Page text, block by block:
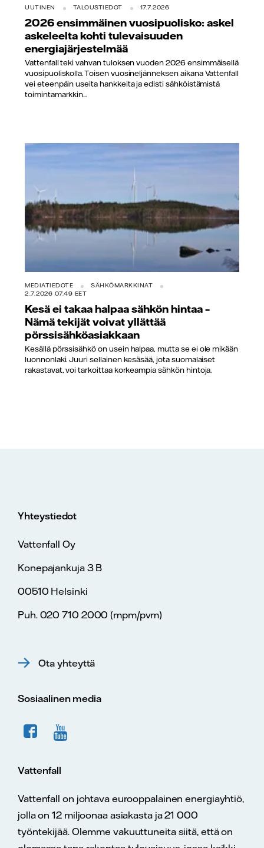
UUTINEN TALOUSTIEDOT 17.7.2026
2026 ensimmäinen vuosipuolisko: askel
askeleelta kohti tulevaisuuden
energiajärjestelmää
Vattenfall teki vahvan tuloksen vuoden 2026 ensimmäisellä
vuosipuoliskolla. Toisen vuosineljänneksen aikana Vattenfall
vei eteenpäin useita hankkeita ja edisti sähköistämistä
toimintamarkkin...
MEDIATIEDOTE
SÄHKÖMARKKINAT
2.7.2026 07.49 EET
Kesä ei takaa halpaa sähkön hintaa –
Nämä tekijät voivat yllättää
pörssisähköasiakkaan
Kesällä pörssisähkö on usein halpaa, mutta se ei ole mikään
luonnonlaki. Juuri sellainen kesäsää, jota suomalaiset
rakastavat, voi tarkoittaa korkeampia sähkön hintoja.
Yhteystiedot
Vattenfall Oy
Konepajankuja 3 B
00510 Helsinki
Puh. 020 710 2000 (mpm/pvm)
Ota yhteyttä
Sosiaalinen media
Vattenfall
Vattenfall on johtava eurooppalainen energiayhtiö,
jolla on 12 miljoonaa asiakasta ja 21 000
työntekijää. Olemme vakuuttuneita siitä, että on